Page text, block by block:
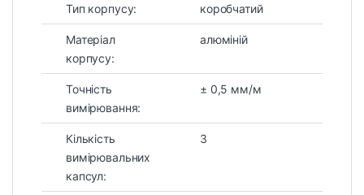
Тип корпусу: коробчатий
Матеріал
корпусу:
алюміній
Точність
вимірювання:
± 0,5 мм/м
Кількість
вимірювальних
капсул:
3